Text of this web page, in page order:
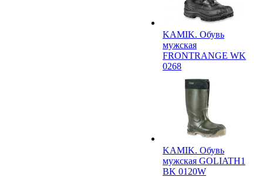
KAMIK. Обувь
мужская
FRONTRANGE WK
0268
KAMIK. Обувь
мужская GOLIATH1
BK 0120W